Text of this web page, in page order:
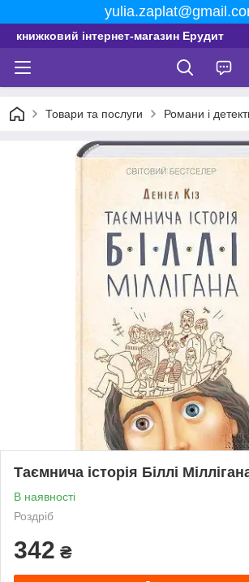
книжковий інтернет-магазин Ерудит
Товари та послуги Романи і
Таємнича історія Біллі
В наявності
Роздріб
342 ₴